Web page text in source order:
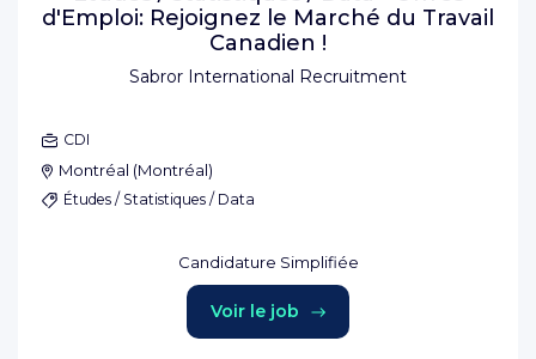
Sabror International Recruitment
d'Emploi: Rejoignez le Marché du Travail
Canadien !
CDI
Montréal (Montréal)
Études / Statistiques / Data
Candidature Simplifiée
Voir le job